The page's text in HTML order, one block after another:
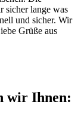
sicher lange was
und sicher. Wir
Grüße aus
wir Ihnen: